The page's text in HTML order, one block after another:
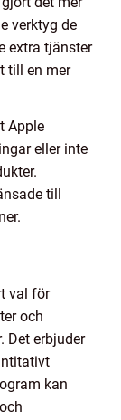
verktyg de
extra tjänster
till en mer
Apple
eller inte
till
val för
och
Det erbjuder
kan